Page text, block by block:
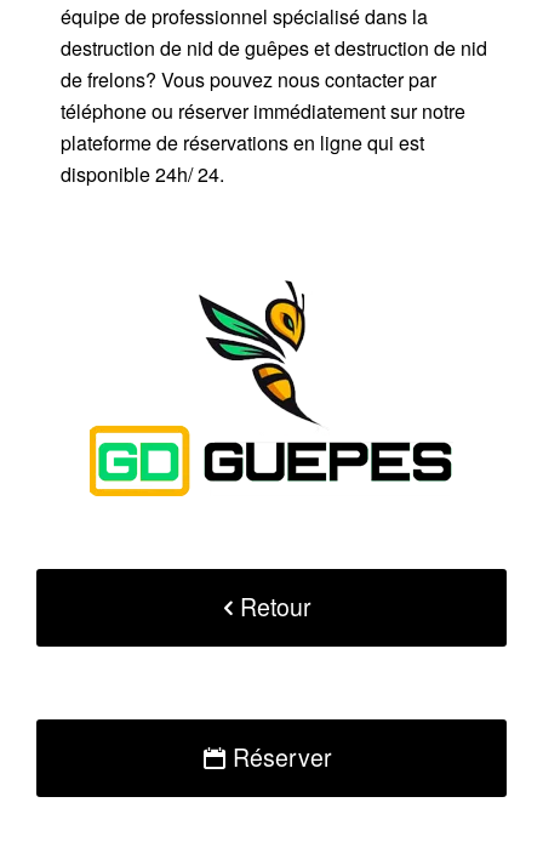
équipe de professionnel spécialisé dans la
destruction de nid de guêpes et destruction de nid
de frelons? Vous pouvez nous contacter par
téléphone ou réserver immédiatement sur notre
plateforme de réservations en ligne qui est
disponible 24h/ 24.
Retour
Réserver